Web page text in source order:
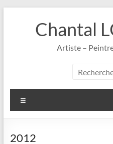
Chantal
Artiste –
2012